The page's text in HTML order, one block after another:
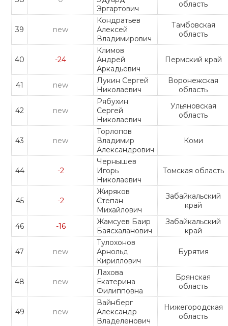
Эргартович
область
39 new
Кондратьев
Алексей
Владимирович
Тамбовская
область
40 -24
Климов
Андрей
Аркадьевич
Пермский край
41 new
Лукин Сергей
Николаевич
Воронежская
область
42 new
Рябухин
Сергей
Николаевич
Ульяновская
область
43 new
Торлопов
Владимир
Александрович
Коми
44 -2
Чернышев
Игорь
Николаевич
Томская область
45 -2
Жиряков
Степан
Михайлович
Забайкальский
край
46 -16
Жамсуев Баир
Баясхаланович
Забайкальский
край
47 new
Тулохонов
Арнольд
Кириллович
Бурятия
48 new
Лахова
Екатерина
Филипповна
Брянская
область
49 new
Вайнберг
Александр
Владеленович
Нижегородская
область